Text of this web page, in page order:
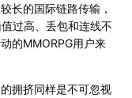
长的国际链路传输，
过高、丢包和连线不
的MMORPG用户来
拥挤同样是不可忽视